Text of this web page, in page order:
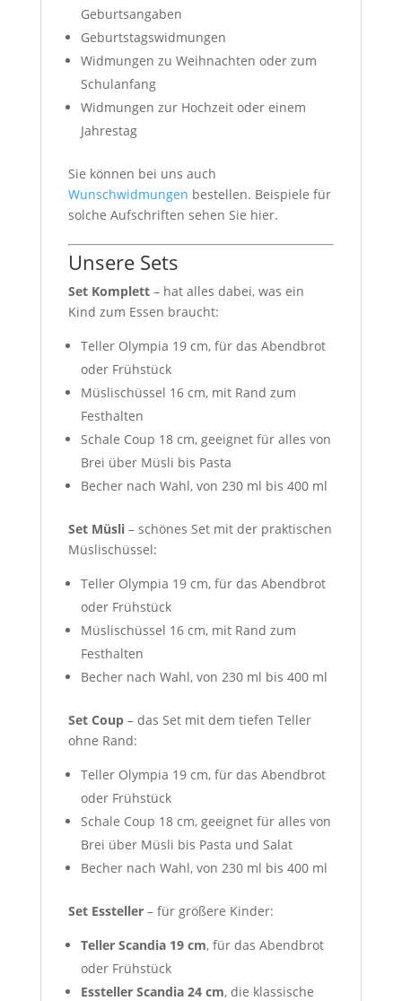
Geburtsangaben
Geburtstagswidmungen
Widmungen zu Weihnachten oder zum
Schulanfang
Widmungen zur Hochzeit oder einem
Jahrestag
Sie können bei uns auch
Wunschwidmungen bestellen. Beispiele für
solche Aufschriften sehen Sie hier.
Unsere Sets
Set Komplett– hat alles dabei, was ein
Kind zum Essen braucht:
Teller Olympia 19 cm, für das Abendbrot
oder Frühstück
Müslischüssel 16 cm, mit Rand zum
Festhalten
Schale Coup 18 cm, geeignet für alles von
Brei über Müsli bis Pasta
Becher nach Wahl, von 230 ml bis 400 ml
Set Müsli– schönes Set mit der praktischen
Müslischüssel:
Teller Olympia 19 cm, für das Abendbrot
oder Frühstück
Müslischüssel 16 cm, mit Rand zum
Festhalten
Becher nach Wahl, von 230 ml bis 400 ml
Set Coup– das Set mit dem tiefen Teller
ohne Rand:
Teller Olympia 19 cm, für das Abendbrot
oder Frühstück
Schale Coup 18 cm, geeignet für alles von
Brei über Müsli bis Pasta und Salat
Becher nach Wahl, von 230 ml bis 400 ml
Set Essteller– für größere Kinder:
Teller Scandia 19 cm, für das Abendbrot
oder Frühstück
Essteller Scandia 24 cm, die klassische